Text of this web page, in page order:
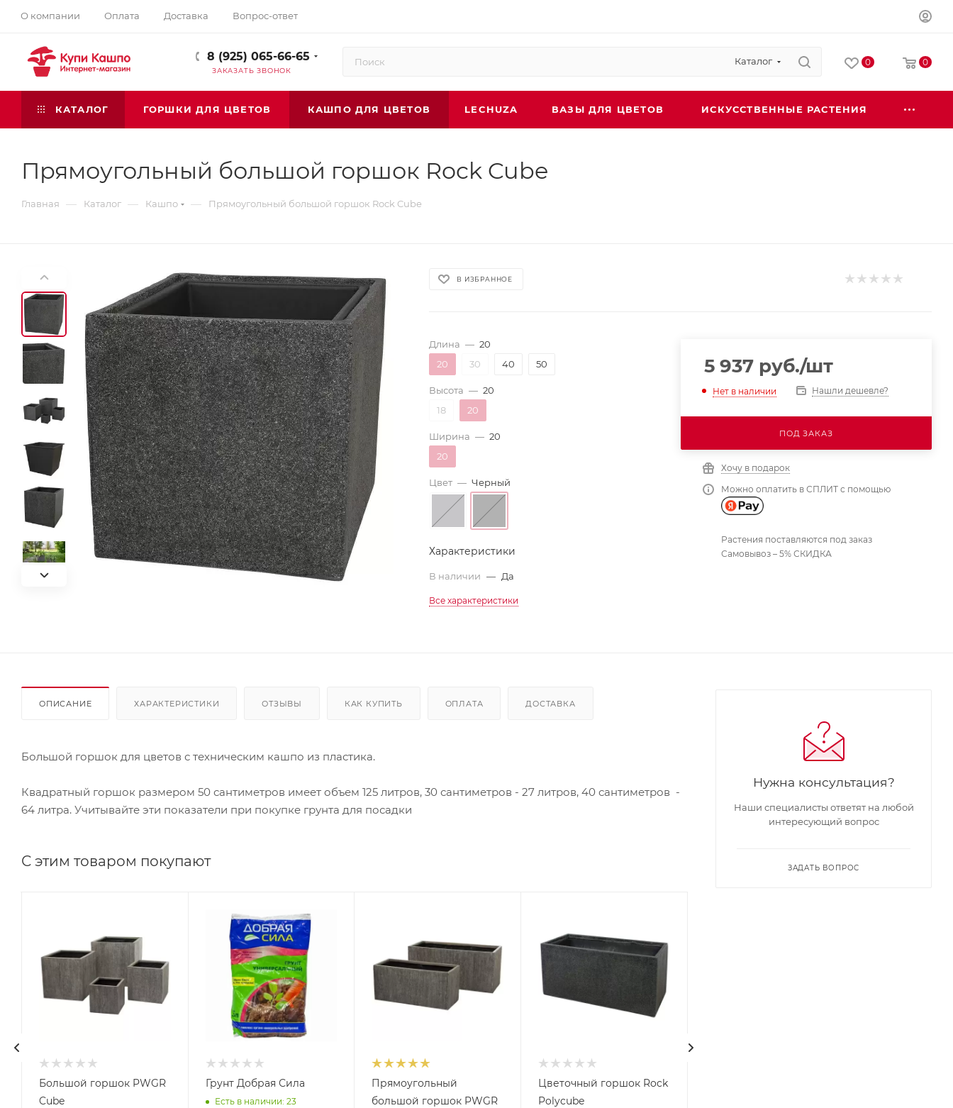
О компании Оплата Доставка Вопрос-ответ
8 (925) 065-66-65
ЗАКАЗАТЬ ЗВОНОК
Каталог 0 0
КАТАЛОГ ГОРШКИ ДЛЯ ЦВЕТОВ КАШПО ДЛЯ ЦВЕТОВ LECHUZA ВАЗЫ ДЛЯ ЦВЕТОВ ИСКУССТВЕННЫЕ РАСТЕНИЯ
Прямоугольный большой горшок Rock Cube
Главная — Каталог — Кашпо — Прямоугольный большой горшок Rock Cube
В ИЗБРАННОЕ
Длина — 20
20
30 40 50
Высота — 20
18
20
Ширина — 20
20
Цвет — Черный
Характеристики
В наличии — Да
Все характеристики
5 937руб./шт
Нет в наличии Нашли дешевле?
ПОД ЗАКАЗ
Хочу в подарок
Можно оплатить в СПЛИТ с помощью
Растения поставляются под заказ
Самовывоз – 5% СКИДКА
ОПИСАНИЕ ХАРАКТЕРИСТИКИ ОТЗЫВЫ КАК КУПИТЬ ОПЛАТА ДОСТАВКА
Большой горшок для цветов с техническим кашпо из пластика.
Квадратный горшок размером 50 сантиметров имеет объем 125 литров, 30 сантиметров - 27 литров, 40 сантиметров -
64 литра. Учитывайте эти показатели при покупке грунта для посадки
С этим товаром покупают
Большой горшок PWGR
Cube
Грунт Добрая Сила
Есть в наличии: 23
Прямоугольный
большой горшок PWGR
Цветочный горшок Rock
Polycube
Нужна консультация?
Наши специалисты ответят на любой
интересующий вопрос
ЗАДАТЬ ВОПРОС